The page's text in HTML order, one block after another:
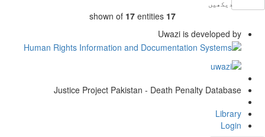
دیکھیں
17
shown of 17 entities
Uwazi is developed by
Justice Project Pakistan - Death Penalty Database
Library
Login